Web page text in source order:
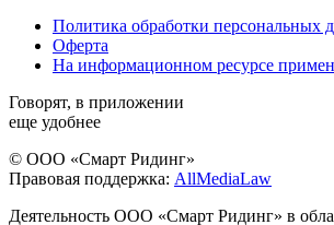
Политика обработки персональных
Оферта
На информационном ресурсе
Говорят, в приложении
еще удобнее
© ООО «Смарт Ридинг»
Правовая поддержка: AllMediaLaw
Деятельность ООО «Смарт Ридинг» в